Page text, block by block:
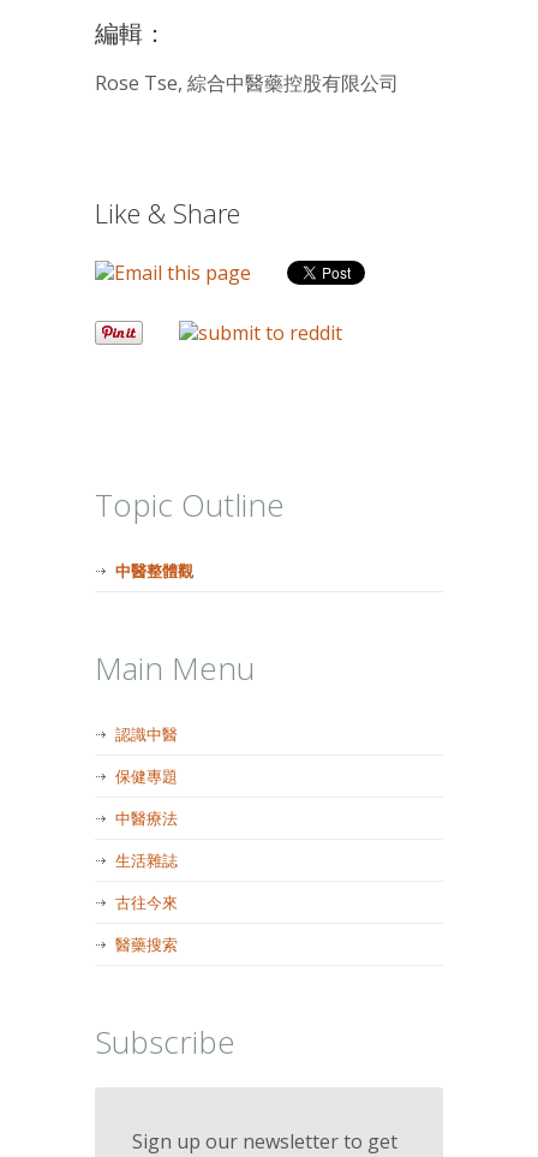
編輯：
Rose Tse, 綜合中醫藥控股有限公司
Like & Share
Topic Outline
中醫整體觀
Main Menu
認識中醫
保健專題
中醫療法
生活雜誌
古往今來
醫藥搜索
Subscribe
Sign up our newsletter to get